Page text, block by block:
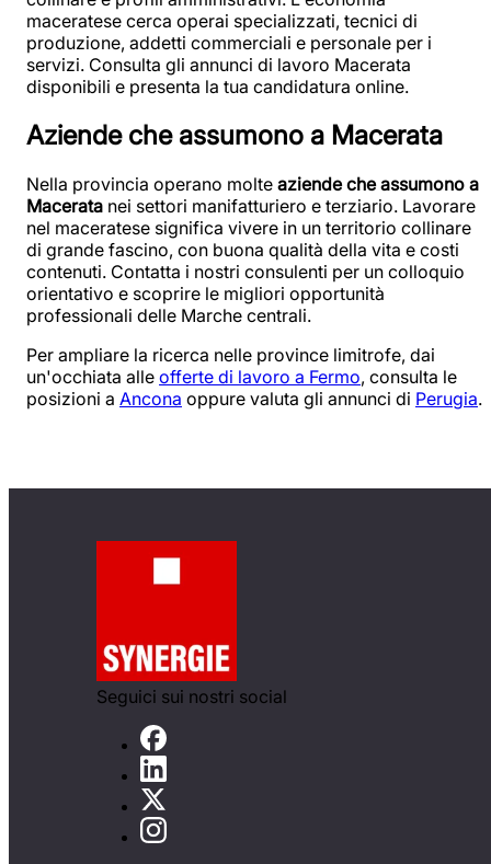
maceratese cerca operai specializzati, tecnici di
produzione, addetti commerciali e personale per i
servizi. Consulta gli annunci di lavoro Macerata
disponibili e presenta la tua candidatura online.
Aziende che assumono a Macerata
Nella provincia operano molte aziende che assumono a
Macerata nei settori manifatturiero e terziario. Lavorare
nel maceratese significa vivere in un territorio collinare
di grande fascino, con buona qualità della vita e costi
contenuti. Contatta i nostri consulenti per un colloquio
orientativo e scoprire le migliori opportunità
professionali delle Marche centrali.
Per ampliare la ricerca nelle province limitrofe, dai
un'occhiata alle offerte di lavoro a Fermo, consulta le
posizioni a Ancona oppure valuta gli annunci di Perugia.
Seguici sui nostri social